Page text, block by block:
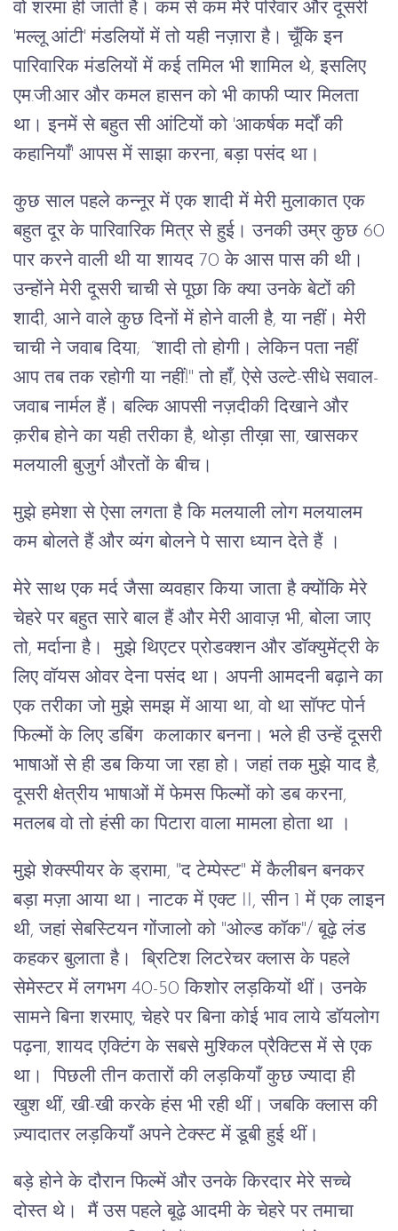
वो शरमा ही जाती हैं। कम से कम मेरे परिवार और दूसरी
'मल्लू आंटी' मंडलियों में तो यही नज़ारा है। चूँकि इन
पारिवारिक मंडलियों में कई तमिल भी शामिल थे, इसलिए
एम.जी.आर और कमल हासन को भी काफी प्यार मिलता
था। इनमें से बहुत सी आंटियों को 'आकर्षक मर्दों की
कहानियाँ' आपस में साझा करना, बड़ा पसंद था।
कुछ साल पहले कन्नूर में एक शादी में मेरी मुलाकात एक
बहुत दूर के पारिवारिक मित्र से हुई। उनकी उम्र कुछ 60
पार करने वाली थी या शायद 70 के आस पास की थी।
उन्होंने मेरी दूसरी चाची से पूछा कि क्या उनके बेटों की
शादी, आने वाले कुछ दिनों में होने वाली है, या नहीं। मेरी
चाची ने जवाब दिया; “शादी तो होगी। लेकिन पता नहीं
आप तब तक रहोगी या नहीं!" तो हाँ, ऐसे उल्टे-सीधे सवाल-
जवाब नार्मल हैं। बल्कि आपसी नज़दीकी दिखाने और
क़रीब होने का यही तरीका है, थोड़ा तीख़ा सा, खासकर
मलयाली बुजुर्ग औरतों के बीच।
मुझे हमेशा से ऐसा लगता है कि मलयाली लोग मलयालम
कम बोलते हैं और व्यंग बोलने पे सारा ध्यान देते हैं ।
मेरे साथ एक मर्द जैसा व्यवहार किया जाता है क्योंकि मेरे
चेहरे पर बहुत सारे बाल हैं और मेरी आवाज़ भी, बोला जाए
तो, मर्दाना है। मुझे थिएटर प्रोडक्शन और डॉक्युमेंट्री के
लिए वॉयस ओवर देना पसंद था। अपनी आमदनी बढ़ाने का
एक तरीका जो मुझे समझ में आया था, वो था सॉफ्ट पोर्न
फिल्मों के लिए डबिंग कलाकार बनना। भले ही उन्हें दूसरी
भाषाओं से ही डब किया जा रहा हो। जहां तक ​​मुझे याद है,
दूसरी क्षेत्रीय भाषाओं में फेमस फिल्मों को डब करना,
मतलब वो तो हंसी का पिटारा वाला मामला होता था ।
मुझे शेक्स्पीयर के ड्रामा, "द टेम्पेस्ट" में कैलीबन बनकर
बड़ा मज़ा आया था। नाटक में एक्ट II, सीन 1 में एक लाइन
थी, जहां सेबस्टियन गोंजालो को "ओल्ड कॉक"/ बूढ़े लंड
कहकर बुलाता है। ब्रिटिश लिटरेचर क्लास के पहले
सेमेस्टर में लगभग 40-50 किशोर लड़कियों थीं। उनके
सामने बिना शरमाए, चेहरे पर बिना कोई भाव लाये डॉयलोग
पढ़ना, शायद एक्टिंग के सबसे मुश्किल प्रैक्टिस में से एक
था। पिछली तीन कतारों की लड़कियाँ कुछ ज्यादा ही
खुश थीं, खी-खी करके हंस भी रही थीं। जबकि क्लास की
ज़्यादातर लड़कियाँ अपने टेक्स्ट में डूबी हुई थीं।
बड़े होने के दौरान फिल्में और उनके किरदार मेरे सच्चे
दोस्त थे। मैं उस पहले बूढ़े आदमी के चेहरे पर तमाचा